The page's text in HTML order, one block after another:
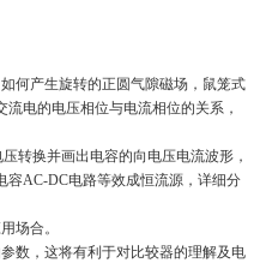
何产生旋转的正圆气隙磁场，鼠笼式
电的电压相位与电流相位的关系，
转换并画出电容的向电压电流波形，
容AC-DC电路等效成恒流源，详细分
场合。
数，这将有利于对比较器的理解及电